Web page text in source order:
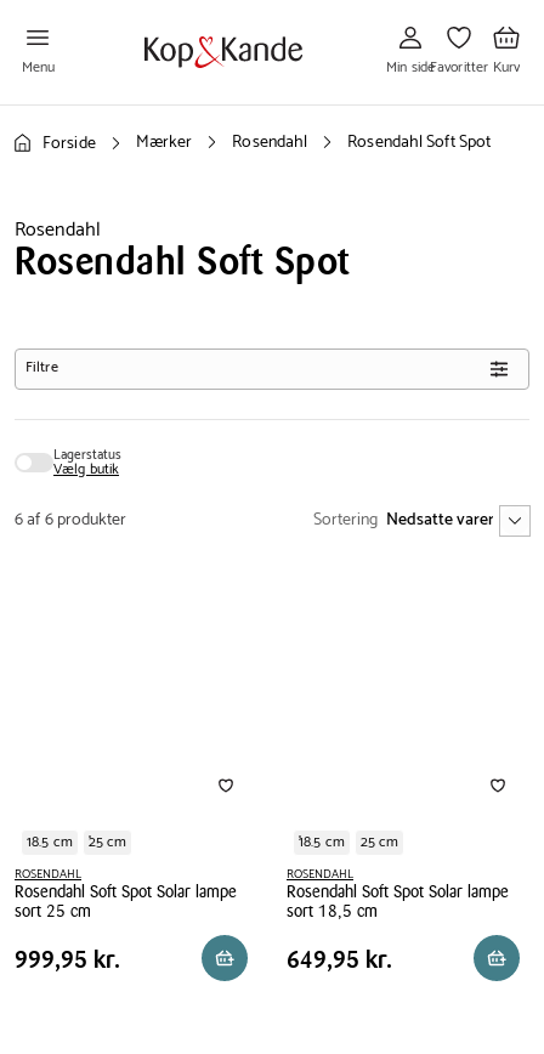
Menu
til
Min
side
Min side
til
Favoritter
Favoritter
til
Kurv
Kurv
Forside Mærker Rosendahl Rosendahl Soft Spot
Rosendahl
Rosendahl Soft Spot
Filtre
Lagerstatus
Vælg butik
6 af 6 produkter Sortering
18.5 cm 25 cm
ROSENDAHL
Rosendahl Soft Spot Solar lampe
sort 25 cm
Rosendahl
Soft
Pris
Pris 999,95 kr.
999,95 kr. Reservér i butik
18.5 cm 25 cm
ROSENDAHL
Rosendahl Soft Spot Solar lampe
sort 18,5 cm
Rosendahl
Soft
Pris
Pris 649,95 kr.
649,95 kr.